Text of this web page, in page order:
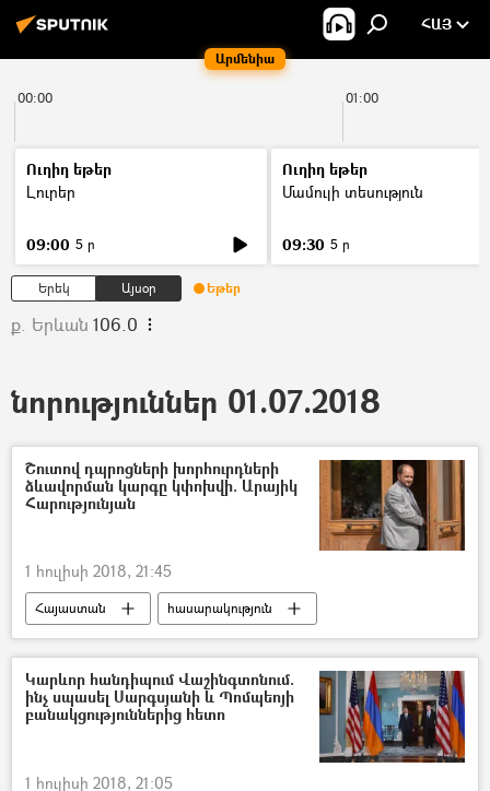
Արմենիա
ՀԱՅ
00:00 01:00
Ուղիղ եթեր
Լուրեր
09:00 5 ր
Ուղիղ եթեր
Մամուլի տեսություն
09:30 5 ր
Երեկ Այսօր Եթեր
ք. Երևան 106.0
նորություններ 01.07.2018
Շուտով դպրոցների խորհուրդների
ձևավորման կարգը կփոխվի. Արայիկ
Հարությունյան
1 հուլիսի 2018, 21:45
Հայաստան
հասարակություն
Քաղաքականություն
Կարևոր հանդիպում Վաշինգտոնում.
ինչ սպասել Սարգսյանի և Պոմպեոյի
բանակցություններից հետո
1 հուլիսի 2018, 21:05